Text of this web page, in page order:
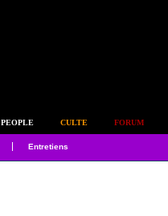
PEOPLE CULTE FORUM
Entretiens